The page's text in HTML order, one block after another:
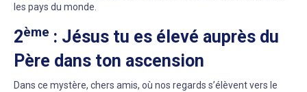
les pays du monde.
2ème : Jésus tu es élevé auprès du
Père dans ton ascension
Dans ce mystère, chers amis, où nos regards s’élèvent vers le